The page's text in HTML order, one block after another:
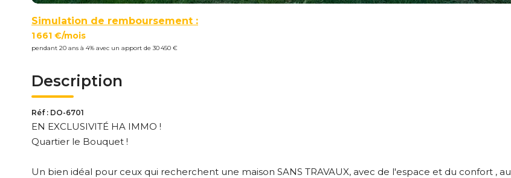
Simulation de remboursement :
1 661 €/mois
pendant 20 ans à 4% avec un apport de 30 450 €
Description
Réf : DO-6701
EN EXCLUSIVITÉ HA IMMO !
Quartier le Bouquet !
Un bien idéal pour ceux qui recherchent une maison SANS TRAVAUX, avec de l'espace et du confort , au